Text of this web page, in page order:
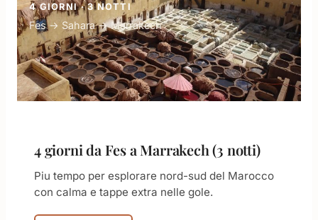
4 GIORNI · 3 NOTTI
Fes → Sahara → Marrakech
4 giorni da Fes a Marrakech (3 notti)
Piu tempo per esplorare nord-sud del Marocco
con calma e tappe extra nelle gole.